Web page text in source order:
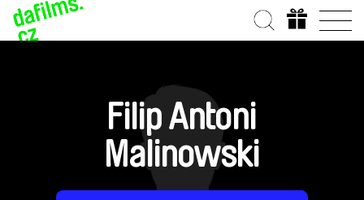
Filip Antoni
Malinowski